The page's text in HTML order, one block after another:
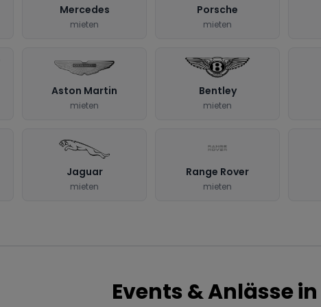
Mercedes
mieten
Porsche
mieten
Aston Martin
mieten
Bentley
mieten
Jaguar
mieten
Range Rover
mieten
Events & Anlässe in